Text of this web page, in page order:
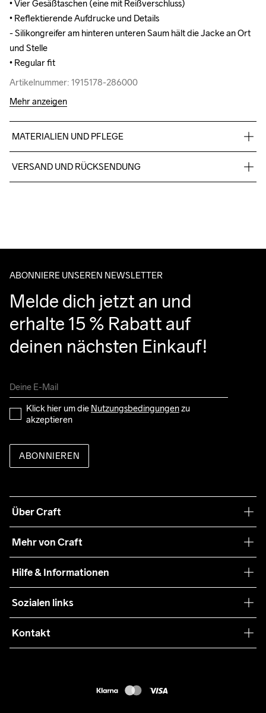
• Vier Gesäßtaschen (eine mit Reißverschluss)
• Reflektierende Aufdrucke und Details
- Silikongreifer am hinteren unteren Saum hält die Jacke an Ort
und Stelle
• Regular fit
Artikelnummer: 1915178-286000
• Vier Gesäßtaschen (eine mit Reißverschluss)
• Reflektierende Aufdrucke und Details
- Silikongreifer am hinteren unteren Saum hält die Jacke an Ort
und Stelle
• Regular fit
Artikelnummer: 1915178-286000
Mehr anzeigen
MATERIALIEN UND PFLEGE
100% Polyester (recycelt)
VERSAND UND RÜCKSENDUNG
ABONNIERE UNSEREN NEWSLETTER
Melde dich jetzt an und
erhalte 15 % Rabatt auf
deinen nächsten Einkauf!
Klick hier um die Nutzungsbedingungen zu
akzeptieren
ABONNIEREN
Über Craft
Nachhaltigkeit
Mehr von Craft
Teamwear
Zusammenarbeit
Press
Hilfe & Informationen
Retouren
Kundendienst
Sozialen links
Kontakt